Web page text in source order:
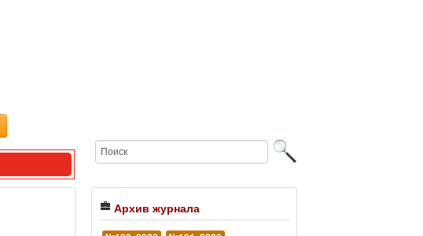
Архив журнала